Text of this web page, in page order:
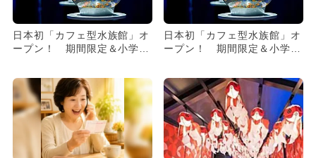
日本初「カフェ型水族館」オ
ープン！ 期間限定＆小学生
日本初「カフェ型水族館」オ
ープン！ 期間限定＆小学生